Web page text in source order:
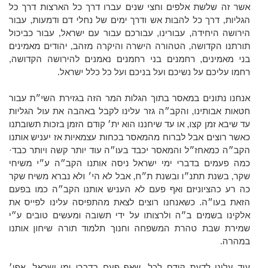
אשר זה שלשת אלפים וחצי שנים עברו דרך כל הארצות דרך כל
הגליות, דרך כל להבות אש ודרך ימים של נחלי דם ודמעות, עבור
הירושה היחידה, עבורינו, עבורכם עבור עם ישראל, עבור כביכול
תורתנו הקדושה, הטהורה הישרה והיקרה מזהב, יהודים מאמינים
בני מאמינים, רחמנים בני רחמנים נאמנים להירושה הקדושה,
רחמו עליכם על נשיכם ועל בניכם ועל כל כלל ישראל.
אנחנו נתונים במאסר בתוך הגלות המר הזה בגזירת השי״ת עבור
חטאות אבותינו, והקב״ה גזר עלינו לקבל באהבה את עול הגליות
עד שיבא זמן קצו, או עד שיחננו הוא ית׳ קודם הזמן בזכות תשובתנו
כאשר רוצים אבל לברוח מהמאסר בכחות עצמאיות אז יעניש אותנו
הקב״ה כמאחז״ל והמאסר יכבד בעו״ה עוד יותר קשה ויותר כבד·
כמה פעמים בדברי ימי ישראל ניסה אותנו הקב״ה ע״י משיחי
שקר, בשנת תתנ״ו ובשנת ת״ח, אבל לא הי׳ ולא נברא משיח שקר
כה רע כהציוניזם ואף פעם לא העניש אותנו הקב״ה כמו בפעם
הזאת בעו״ה. כשאנחנו רוצים לצאת מהתפיסה עלינו לפייס את
אלקינו בשמים ב״ה ולרצותו על ידי תשובה ומעשים טובים ע״י
שמירת שבת טהרת המשפחה וחנוך תלמוד תורה שיחון אותנו
במהרה.